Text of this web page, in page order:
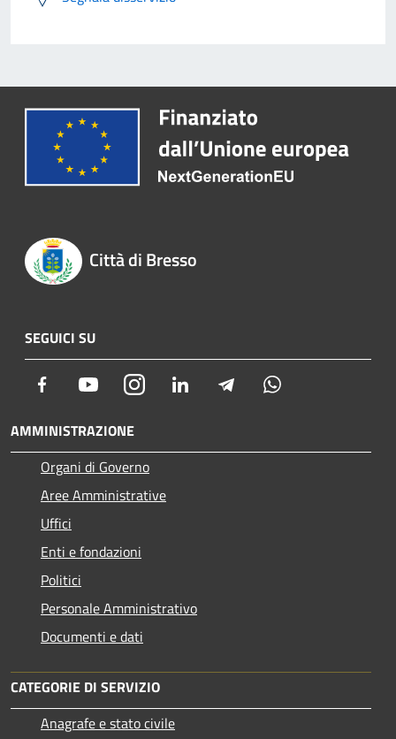
Città di Bresso
SEGUICI SU
Facebook YoutubeInstagram LinkedIn Telegram
AMMINISTRAZIONE
Organi di Governo
Aree Amministrative
Uffici
Enti e fondazioni
Politici
Personale Amministrativo
Documenti e dati
CATEGORIE DI SERVIZIO
Anagrafe e stato civile